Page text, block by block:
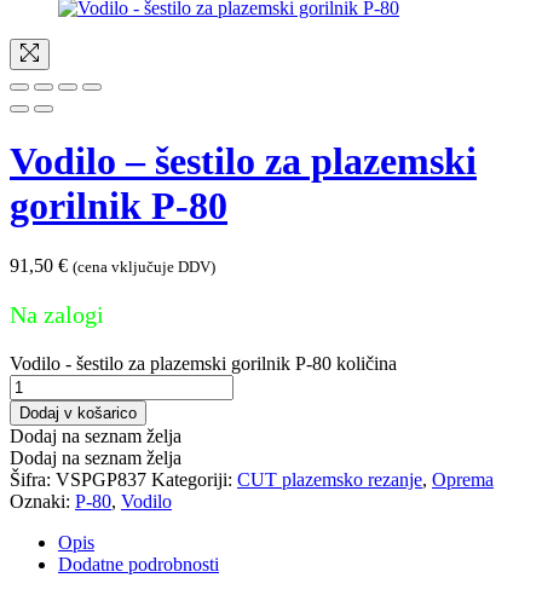
Vodilo – šestilo za plazemski
gorilnik P-80
91,50 € (cena vključuje DDV)
Na zalogi
Vodilo - šestilo za plazemski gorilnik P-80 količina
Dodaj v košarico
Dodaj na seznam želja
Dodaj na seznam želja
Šifra: VSPGP837 Kategoriji: CUT plazemsko rezanje, Oprema
Oznaki: P-80, Vodilo
Opis
Dodatne podrobnosti